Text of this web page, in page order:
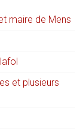
maire de Mens
et plusieurs